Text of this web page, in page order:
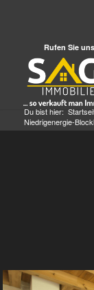
Rufen Sie
Du bist hier:
Niedrigenergie-